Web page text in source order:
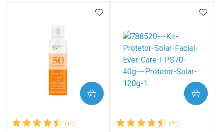
(14)
ADICIONAR AOS FAVORITOS
COMPRAR
(24)
COMPRAR